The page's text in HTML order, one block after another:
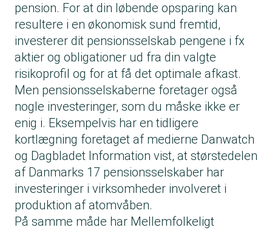
pension. For at din løbende opsparing kan
resultere i en økonomisk sund fremtid,
investerer dit pensionsselskab pengene i fx
aktier og obligationer ud fra din valgte
risikoprofil og for at få det optimale afkast.
Men pensionsselskaberne foretager også
nogle investeringer, som du måske ikke er
enig i. Eksempelvis har en tidligere
kortlægning foretaget af medierne Danwatch
og Dagbladet Information vist, at størstedelen
af Danmarks 17 pensionsselskaber har
investeringer i virksomheder involveret i
produktion af atomvåben.
På samme måde har Mellemfolkeligt